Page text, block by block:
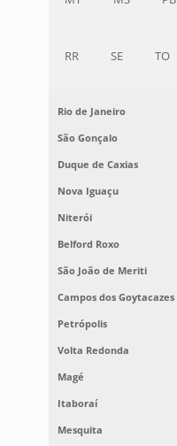
RR SE TO
Rio de Janeiro
São Gonçalo
Duque de Caxias
Nova Iguaçu
Niterói
Belford Roxo
São João de Meriti
Campos dos Goytacazes
Petrópolis
Volta Redonda
Magé
Itaboraí
Mesquita